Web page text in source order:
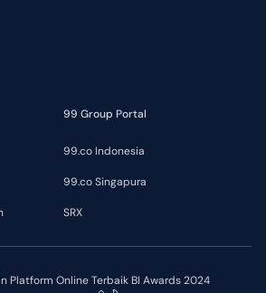
Platform Online Terbaik BI Awards 2024
99 Group Portal
99.co Indonesia
99.co Singapura
SRX